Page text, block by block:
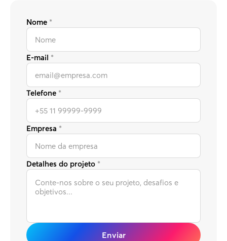
Nome *
E-mail *
Telefone *
Empresa *
Detalhes do projeto *
Enviar